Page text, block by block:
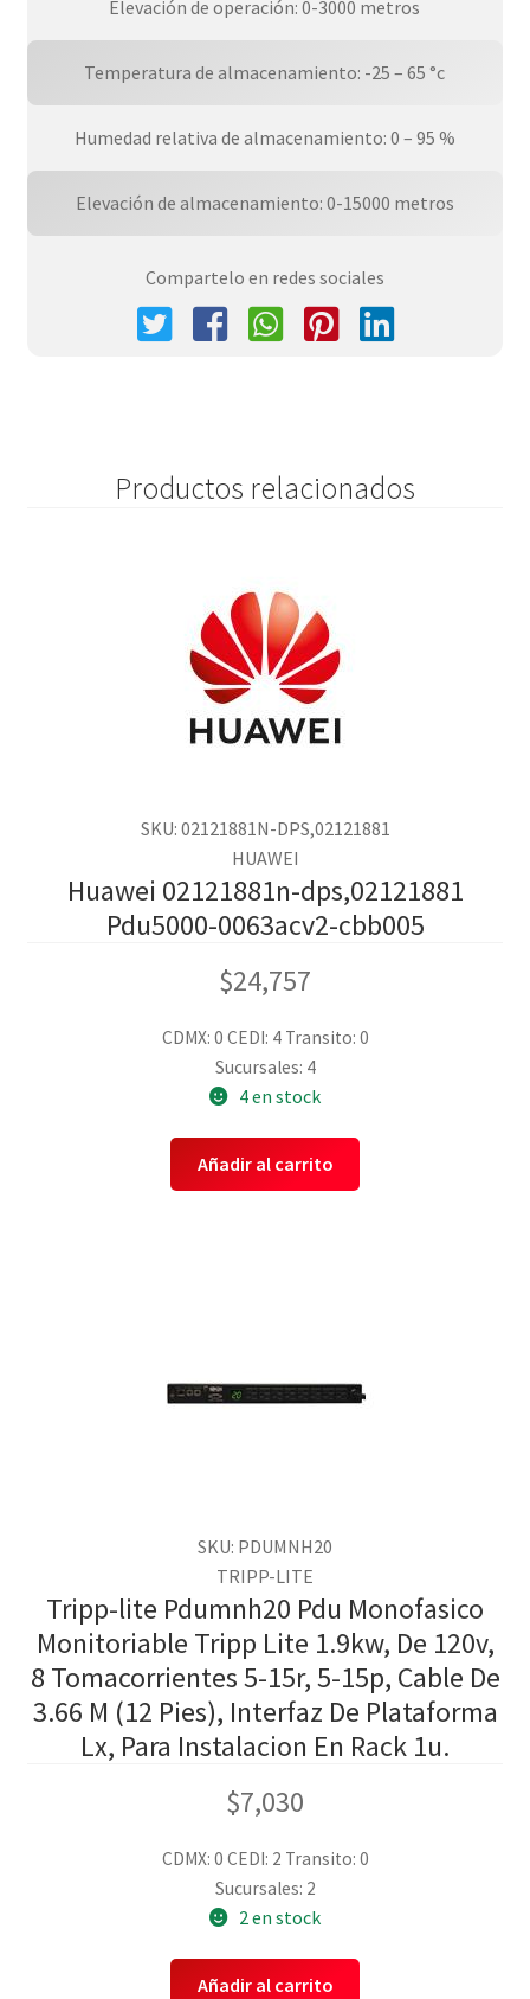
Elevación de operación: 0-3000 metros
Temperatura de almacenamiento: -25 – 65 °c
Humedad relativa de almacenamiento: 0 – 95 %
Elevación de almacenamiento: 0-15000 metros
Compartelo en redes sociales
Productos relacionados
SKU: 02121881N-DPS,02121881
HUAWEI
Huawei 02121881n-dps,02121881
Pdu5000-0063acv2-cbb005
$24,757
CDMX: 0 CEDI: 4 Transito: 0
Sucursales: 4
4 en stock
Añadir al carrito
SKU: PDUMNH20
TRIPP-LITE
Tripp-lite Pdumnh20 Pdu Monofasico
Monitoriable Tripp Lite 1.9kw, De 120v,
8 Tomacorrientes 5-15r, 5-15p, Cable De
3.66 M (12 Pies), Interfaz De Plataforma
Lx, Para Instalacion En Rack 1u.
$7,030
CDMX: 0 CEDI: 2 Transito: 0
Sucursales: 2
2 en stock
Añadir al carrito